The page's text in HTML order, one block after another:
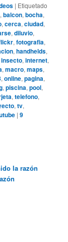
| Etiquetado
,balcon,bocha,
,cerca,ciudad,
,diluvio,
,fotografia,
,handhelds,
insecto,internet,
,macro,maps,
,online,pagina,
,piscina,pool,
,telefono,
,tv,
|9
la razón